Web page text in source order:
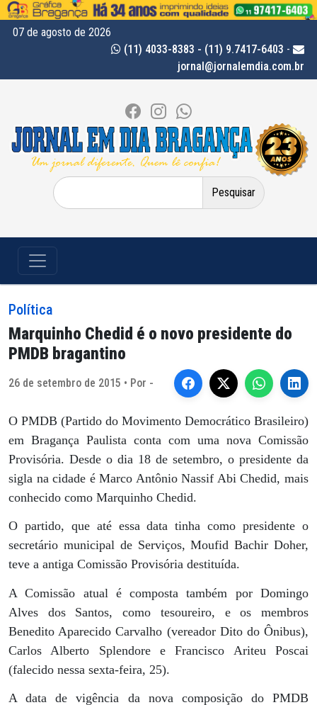
07 de agosto de 2026
(11) 4033-8383 - (11) 9.7417-6403 -
jornal@jornalemdia.com.br
Pesquisar
por:
Política
Marquinho Chedid é o novo presidente do
PMDB bragantino
26 de setembro de 2015 • Por -
O PMDB (Partido do Movimento Democrático Brasileiro)
em Bragança Paulista conta com uma nova Comissão
Provisória. Desde o dia 18 de setembro, o presidente da
sigla na cidade é Marco Antônio Nassif Abi Chedid, mais
conhecido como Marquinho Chedid.
O partido, que até essa data tinha como presidente o
secretário municipal de Serviços, Moufid Bachir Doher,
teve a antiga Comissão Provisória destituída.
A Comissão atual é composta também por Domingo
Alves dos Santos, como tesoureiro, e os membros
Benedito Aparecido Carvalho (vereador Dito do Ônibus),
Carlos Alberto Splendore e Francisco Ariteu Poscai
(falecido nessa sexta-feira, 25).
A data de vigência da nova composição do PMDB